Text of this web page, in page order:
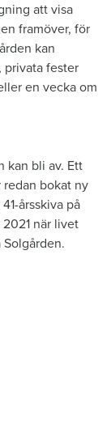
att visa
framöver, för
kan
privata fester
en vecka om
kan bli av. Ett
bokat ny
årsskiva på
när livet